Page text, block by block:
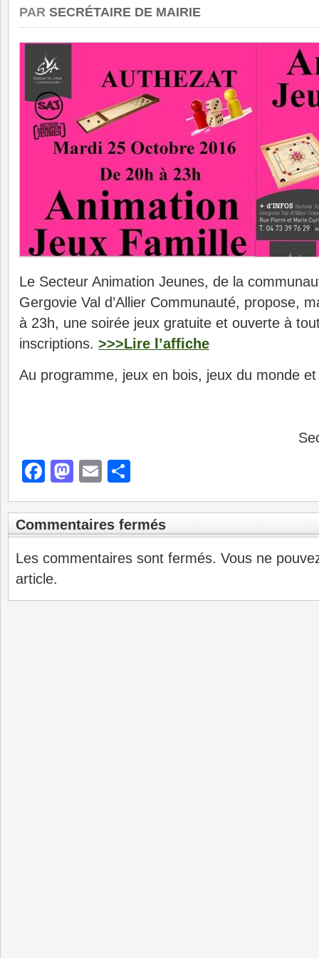
PAR SECRÉTAIRE DE MAIRIE
Le Secteur Animation Jeunes, de la
Gergovie Val d’Allier Communauté, propose,
à 23h, une soirée jeux gratuite et ouverte à
inscriptions. >>>Lire l’affiche
Au programme, jeux en bois, jeux du monde et
Facebook
Mastodon
Email
Commentaires fermés
Les commentaires sont fermés. Vous ne
article.